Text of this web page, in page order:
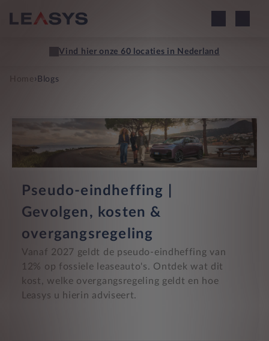
Home › Blogs
Pseudo-eindheffing |
Gevolgen, kosten &
overgangsregeling
Vanaf 2027 geldt de pseudo-eindheffing van
12% op fossiele leaseauto's. Ontdek wat dit
kost, welke overgangsregeling geldt en hoe
Leasys u hierin adviseert.